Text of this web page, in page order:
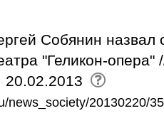
Собянин назвал
"Геликон-опера"
news_society/20130220/